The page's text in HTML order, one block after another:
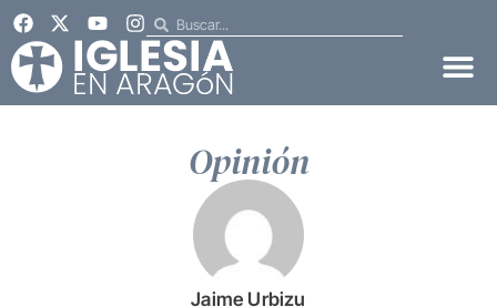
Opinión
Jaime Urbizu